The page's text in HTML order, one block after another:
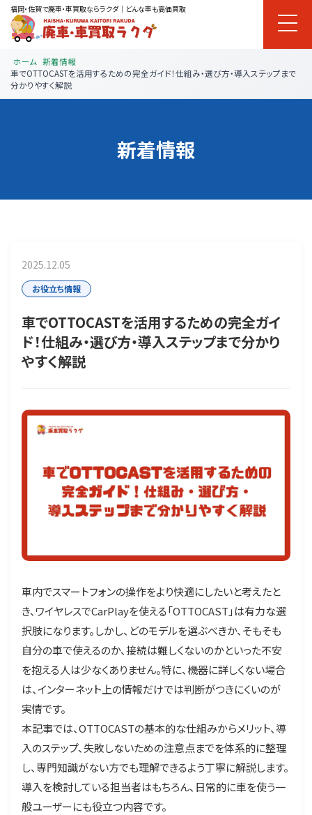
福岡・佐賀で廃車・車買取ならラクダ｜どんな車も高価買取
ホーム 新着情報
車でOTTOCASTを活用するための完全ガイド！仕組み・選び方・導入ステップまで
分かりやすく解説
新着情報
2025.12.05
お役立ち情報
車でOTTOCASTを活用するための完全ガイ
ド！仕組み・選び方・導入ステップまで分かり
やすく解説
車内でスマートフォンの操作をより快適にしたいと考えたと
き、ワイヤレスでCarPlayを使える「OTTOCAST」は有力な選
択肢になります。しかし、どのモデルを選ぶべきか、そもそも
自分の車で使えるのか、接続は難しくないのかといった不安
を抱える人は少なくありません。特に、機器に詳しくない場合
は、インターネット上の情報だけでは判断がつきにくいのが
実情です。
本記事では、OTTOCASTの基本的な仕組みからメリット、導
入のステップ、失敗しないための注意点までを体系的に整理
し、専門知識がない方でも理解できるよう丁寧に解説します。
導入を検討している担当者はもちろん、日常的に車を使う一
般ユーザーにも役立つ内容です。